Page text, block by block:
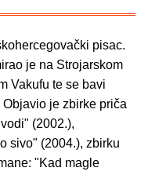
pisac.
je na Strojarskom
Vakufu te se bavi
je zbirke priča
(2002.),
sivo" (2004.), zbirku
"Kad magle